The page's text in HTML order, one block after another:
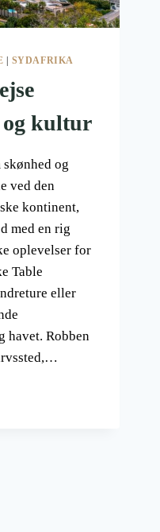
SYDAFRIKA
og kultur
skønhed og
ved den
kontinent,
med en rig
oplevelser for
Table
eller
havet. Robben